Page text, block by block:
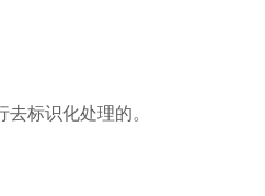
标识化处理的。